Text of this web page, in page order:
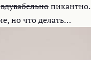
вдувабельнопикантно.
но что делать…